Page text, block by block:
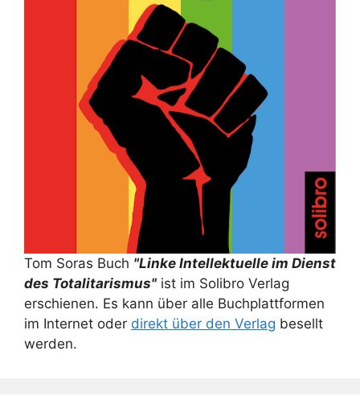
Tom Soras Buch "Linke Intellektuelle im Dienst
des Totalitarismus" ist im Solibro Verlag
erschienen. Es kann über alle Buchplattformen
im Internet oder direkt über den Verlag besellt
werden.